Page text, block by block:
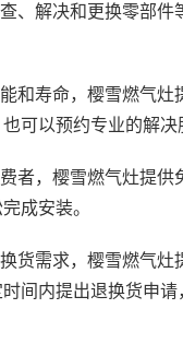
解决和更换零部件
寿命，樱雪燃气灶
可以预约专业的解决
，樱雪燃气灶提供
成安装。
需求，樱雪燃气灶
间内提出退换货申请